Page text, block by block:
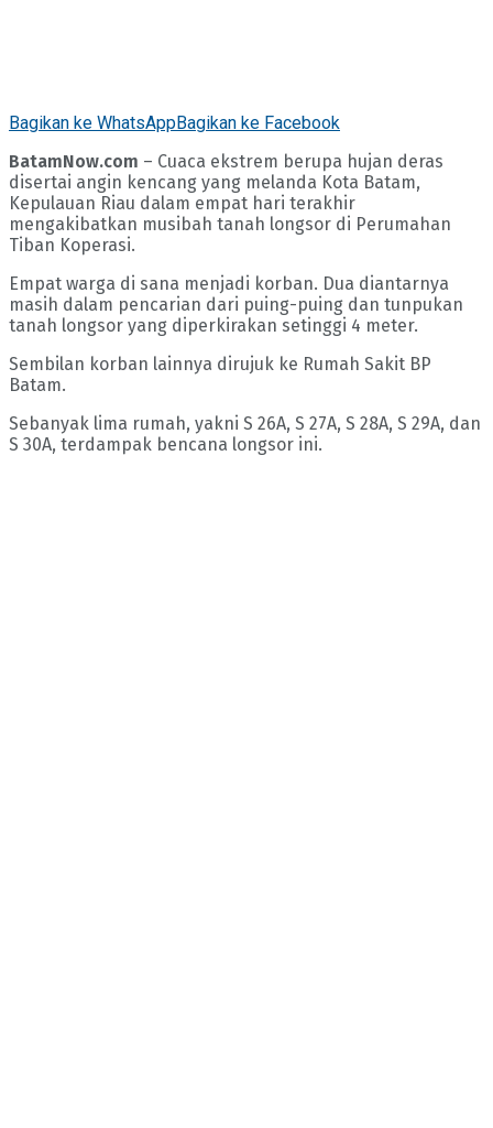
Bagikan ke WhatsAppBagikan ke Facebook
BatamNow.com – Cuaca ekstrem berupa hujan deras
disertai angin kencang yang melanda Kota Batam,
Kepulauan Riau dalam empat hari terakhir
mengakibatkan musibah tanah longsor di Perumahan
Tiban Koperasi.
Empat warga di sana menjadi korban. Dua diantarnya
masih dalam pencarian dari puing-puing dan tunpukan
tanah longsor yang diperkirakan setinggi 4 meter.
Sembilan korban lainnya dirujuk ke Rumah Sakit BP
Batam.
Sebanyak lima rumah, yakni S 26A, S 27A, S 28A, S 29A, dan
S 30A, terdampak bencana longsor ini.